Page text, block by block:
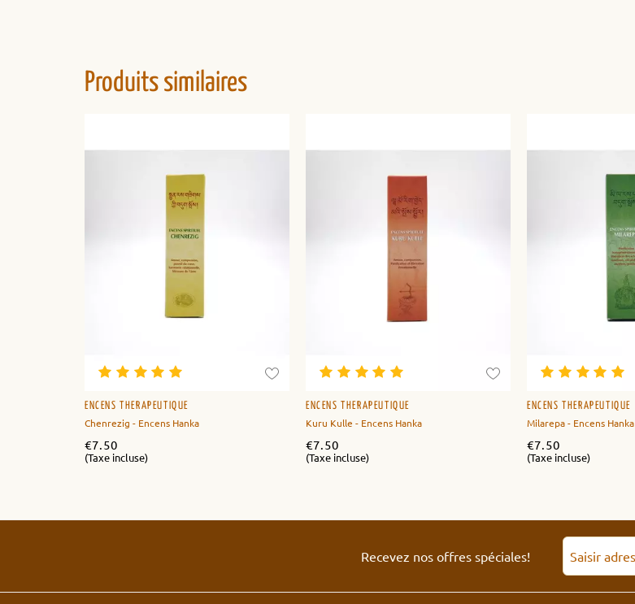
Produits similaires
ENCENS THÉRAPEUTIQUE
Chenrezig - Encens Hanka
€7.50
(Taxe incluse)
ENCENS THÉRAPEUTIQUE
Kuru Kulle - Encens Hanka
€7.50
(Taxe incluse)
ENCENS THÉRAPEUTIQUE
Milarepa - Encens Hanka
€7.50
(Taxe incluse)
Recevez nos offres spéciales!